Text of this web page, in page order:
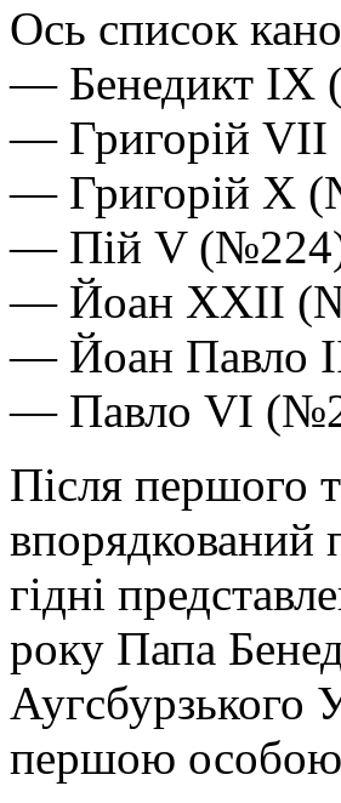
Ось список
— Бенедикт IX
— Григорій
— Григорій X
— Пій V
— Йоан XXII
— Йоан Павло
— Павло VI
Після першого
впорядкований
гідні
року Папа
Аугсбурзького
першою